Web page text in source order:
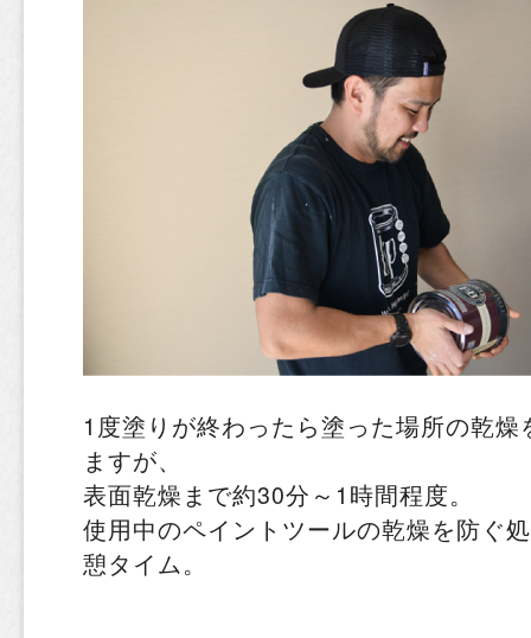
1度塗りが終わったら塗った場所の乾
ますが、
表面乾燥まで約30分～1時間程度。
使用中のペイントツールの乾燥を防ぐ
憩タイム。